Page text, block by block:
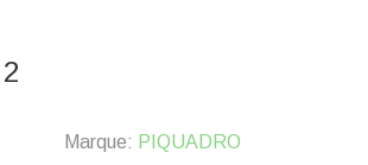
Marque: PIQUADRO